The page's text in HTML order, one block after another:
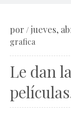
por /jueves,
grafica
Le dan